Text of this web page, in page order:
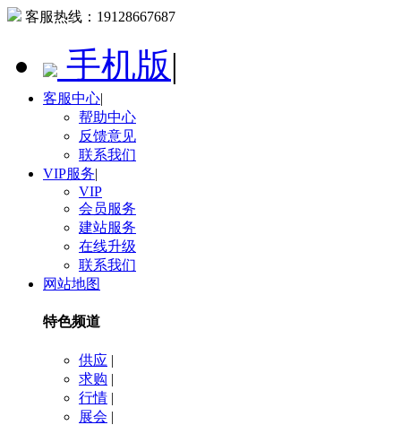
客服热线： 19128667687
手机版|
客服中心|
帮助中心
反馈意见
联系我们
VIP服务|
VIP
会员服务
建站服务
在线升级
联系我们
网站地图
特色频道
供应 |
求购 |
行情 |
展会 |